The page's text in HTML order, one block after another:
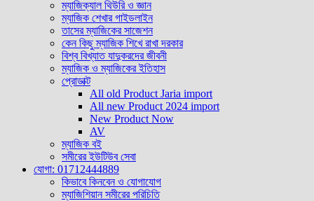
ম্যাজিক্যাল থিউরি ও জ্ঞান
ম্যাজিক শেখার গাইডলাইন
তাসের ম্যাজিকের সাজেশন
কেন কিছু ম্যাজিক শিখে রাখা দরকার
বিশ্ব বিখ্যাত যাদুকরদের জীবনী
ম্যাজিক ও ম্যাজিকের ইতিহাস
প্রােডাক্ট
All old Product Jaria import
All new Product 2024 import
New Product Now
AV
ম্যাজিক বই
সমীরের ইউটিউব সেবা
যোগা: 01712444889
কিভাবে কিনবেন ও যোগাযোগ
ম্যাজিশিয়ান সমীরের পরিচিতি